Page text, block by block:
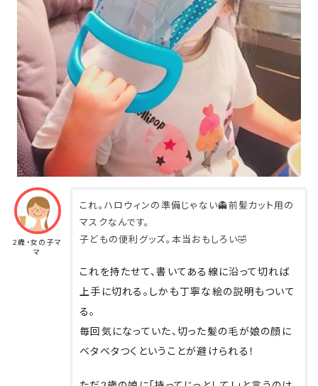
2歳・女の子マ
マ
これ。ハロウィンの準備じゃない👻前髪カット用の
マスクなんです。
子どもの便利グッズ。本当おもしろい🤣
これを持たせて、書いてある線に沿って切れば
上手に切れる。しかも丁寧な絵の説明もついて
る。
毎回気になっていた、切った髪の毛が娘の顔に
ベタベタつくということが避けられる！